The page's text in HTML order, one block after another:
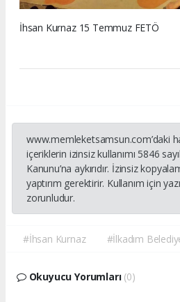
İhsan Kurnaz 15 Temmuz FETÖ
www.memleketsamsun.com’daki
içeriklerin izinsiz kullanımı 5846
Kanunu’na aykırıdır. İzinsiz
yaptırım gerektirir. Kullanım için
zorunludur.
#İhsan Kurnaz #İlkadım
Okuyucu Yorumları (0)